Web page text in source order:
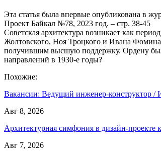
Эта статья была впервые опубликована в
Проект Байкал №78, 2023 год. – стр. 38-45
Советская архитектура возникает как
Жолтовского, Ноя Троцкого и Ивана
получившим высшую поддержку. Ордену
направлений в 1930-е годы?
Похожие:
Вакансии: Ведущий инженер-конструктор /
Авг 8, 2026
Архитектурная симфония в дизайн-
Авг 7, 2026